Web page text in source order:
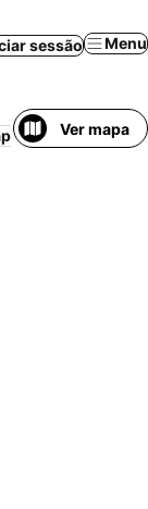
sessão Menu
inteiro
Ver mapa